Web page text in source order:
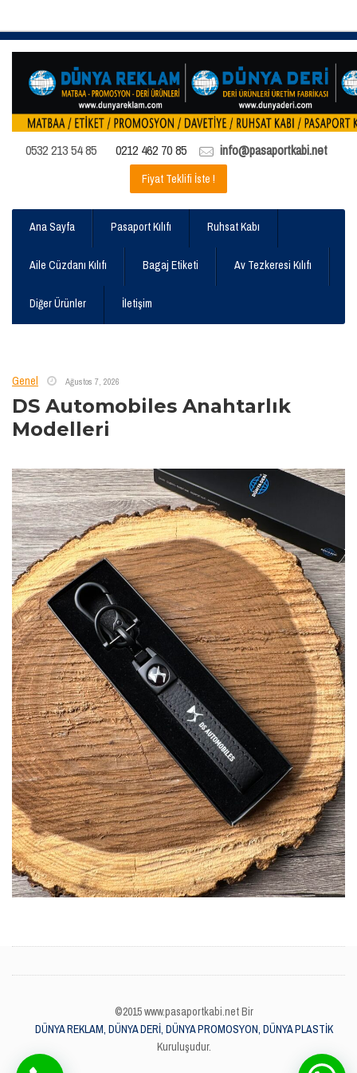
0532 213 54 85 0212 462 70 85 info@pasaportkabi.net
Fiyat Teklifi İste !
Ana Sayfa Pasaport Kılıfı Ruhsat Kabı
Aile Cüzdanı Kılıfı Bagaj Etiketi Av Tezkeresi Kılıfı
Diğer Ürünler İletişim
Genel Ağustos 7, 2026
DS Automobiles Anahtarlık
Modelleri
©2015 www.pasaportkabi.net Bir
DÜNYA REKLAM, DÜNYA DERİ, DÜNYA PROMOSYON, DÜNYA PLASTİK
Kuruluşudur.